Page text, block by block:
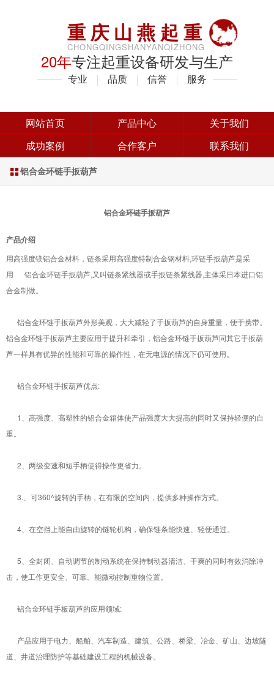
重庆山燕起重
CHONGQINGSHANYANQIZHONG
20年专注起重设备研发与生产
专业 品质 信誉 服务
网站首页 产品中心
关于我们
成功案例
合作客户 联系我们
 铝合金环链手扳葫芦
铝合金环链手扳葫芦
产品介绍
用高强度镁铝合金材料，链条采用高强度特制合金钢材料,环链手扳葫芦是采
用 铝合金环链手扳葫芦,又叫链条紧线器或手扳链条紧线器,主体采日本进口铝
合金制做。
铝合金环链手扳葫芦外形美观，大大减轻了手扳葫芦的自身重量，便于携带。
铝合金环链手扳葫芦主要应用于提升和牵引，铝合金环链手扳葫芦同其它手扳葫
芦一样具有优异的性能和可靠的操作性，在无电源的情况下仍可使用。
铝合金环链手扳葫芦优点:
1、高强度、高塑性的铝合金箱体使产品强度大大提高的同时又保持轻便的自
重。
2、两级变速和短手柄使得操作更省力。
3.、可360^旋转的手柄，在有限的空间内，提供多种操作方式。
4、在空挡上能自由旋转的链轮机构，确保链条能快速、轻便通过。
5、全封闭、自动调节的制动系统在保持制动器清洁、干爽的同时有效消除冲
击，使工作更安全、可靠。能微动控制重物位置。
铝合金环链手板葫芦的应用领域:
产品应用于电力、船舶、汽车制造、建筑、公路、桥梁、冶金、矿山、边坡隧
道、井道治理防护等基础建设工程的机械设备。